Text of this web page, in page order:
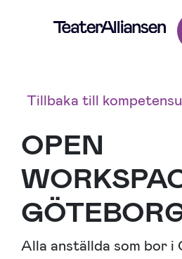
Tillbaka till
OPEN
Alla anställda som bor